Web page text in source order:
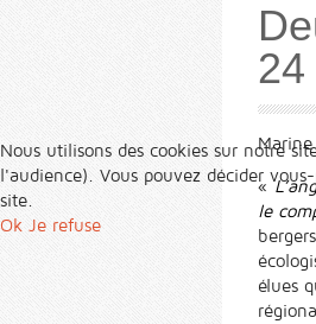
24
«
le
élues
Nous utilisons des cookies sur notre
l'audience). Vous pouvez décider
site.
Ok Je refuse